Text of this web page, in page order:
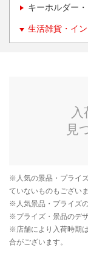
キーホルダー
生活雑貨・イ